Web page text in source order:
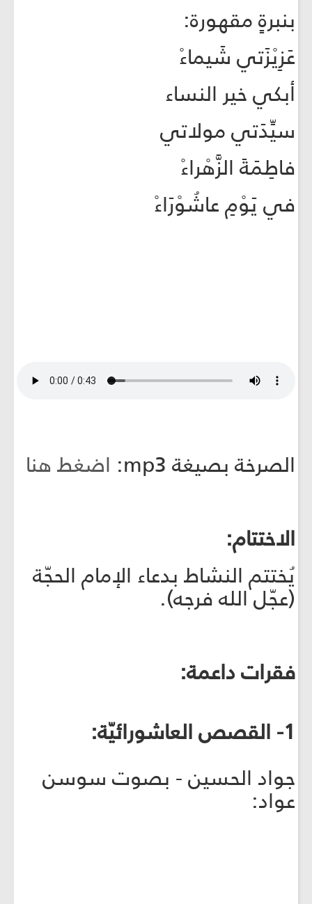
بنبرةٍ مقهورة:
عَزِيْزَتي شَيماءْ
أبكي خير النساء
سيِّدَتي مولاتي
فاطِمَةَ الزَّهْراءْ
في يَوْمِ عاشُوْرَاءْ
الصرخة بصيغة mp3: اضغط هنا
الاختتام:
يُختتم النشاط بدعاء الإمام الحجّة
(عجّل الله فرجه).
فقرات داعمة:
1- القصص العاشورائيّة:
جواد الحسين - بصوت سوسن
عواد: